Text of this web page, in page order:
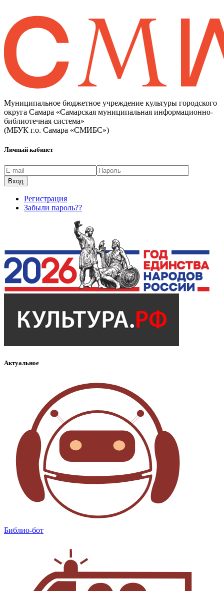
Муниципальное бюджетное учреждение культуры городского
округа Самара «Самарская муниципальная информационно-
библиотечная система»
(МБУК г.о. Самара «СМИБС»)
Личный кабинет
Регистрация
Забыли пароль??
Актуальное
Библио-бот